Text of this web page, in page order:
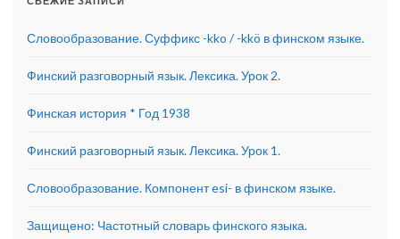
Словообразование. Суффикс -kko / -kkö в финском языке.
Финский разговорный язык. Лексика. Урок 2.
Финская история * Год 1938
Финский разговорный язык. Лексика. Урок 1.
Словообразование. Компонент esi- в финском языке.
Защищено: Частотный словарь финского языка.